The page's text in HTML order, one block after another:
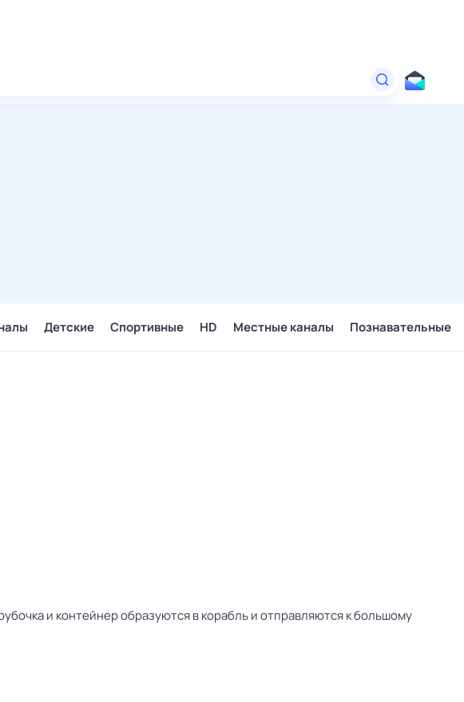
Детские Спортивные HD Местные каналы Познавательные
и контейнер образуются в корабль и отправляются к большому